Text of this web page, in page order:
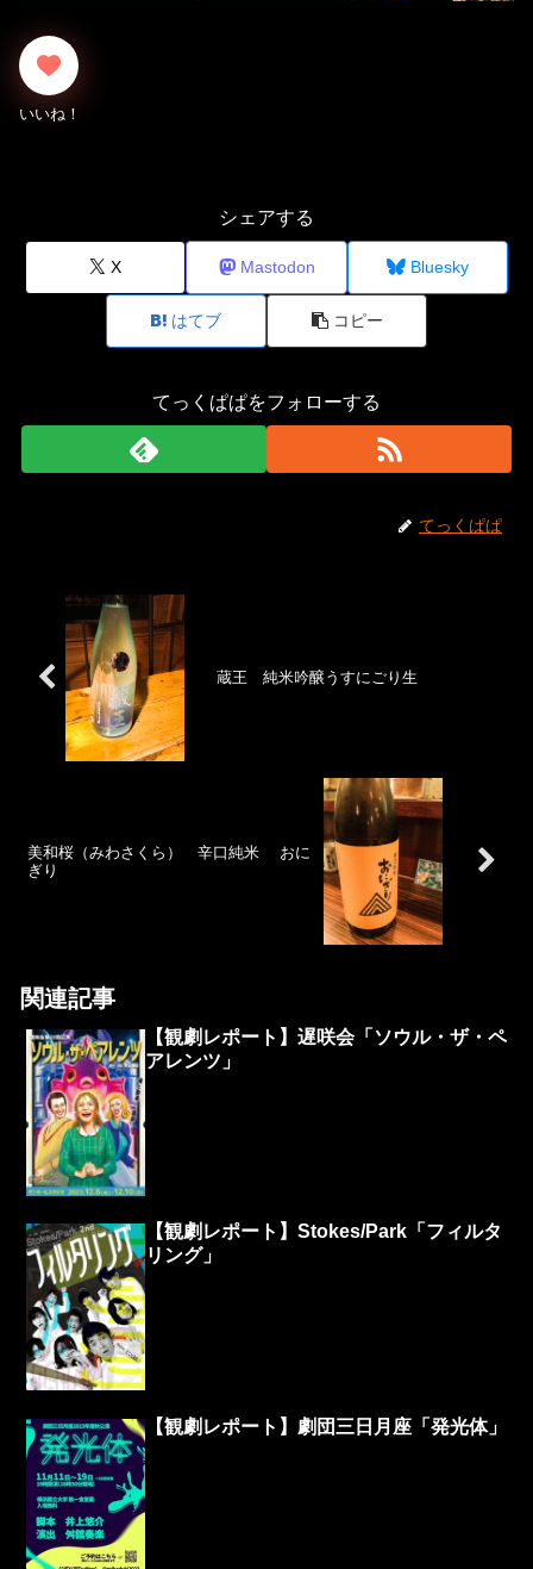
シェアする
X Mastodon Bluesky
はてブ コピー
てっくぱぱをフォローする
てっくぱぱ
蔵王 純米吟醸うすにごり生
美和桜（みわさくら） 辛口純米 おに
ぎり
関連記事
【観劇レポート】遅咲会「ソウル・ザ・ペ
アレンツ」
【観劇レポート】Stokes/Park「フィルタ
リング」
【観劇レポート】劇団三日月座「発光体」